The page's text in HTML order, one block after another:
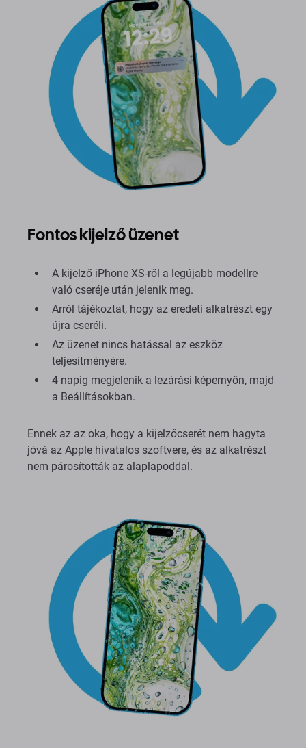
Fontos kijelző üzenet
A kijelző iPhone XS-ről a legújabb modellre
való cseréje után jelenik meg.
Arról tájékoztat, hogy az eredeti alkatrészt egy
újra cseréli.
Az üzenet nincs hatással az eszköz
teljesítményére.
4 napig megjelenik a lezárási képernyőn, majd
a Beállításokban.
Ennek az az oka, hogy a kijelzőcserét nem hagyta
jóvá az Apple hivatalos szoftvere, és az alkatrészt
nem párosították az alaplapoddal.